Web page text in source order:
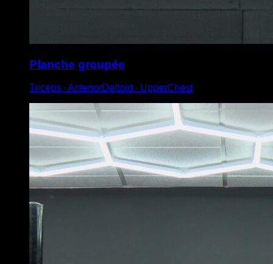
Planche groupée
Triceps ∙ AnteriorDeltoid ∙ UpperChest